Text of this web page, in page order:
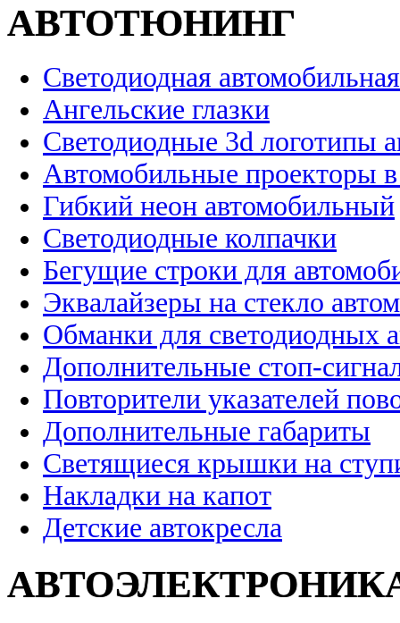
АВТОТЮНИНГ
Светодиодная
Ангельские глазки
Светодиодные 3d логотипы
Автомобильные проекторы
Гибкий неон автомобильный
Светодиодные колпачки
Бегущие строки для
Эквалайзеры на стекло
Обманки для светодиодных
Дополнительные стоп-
Повторители указателей
Дополнительные габариты
Светящиеся крышки на
Накладки на капот
Детские автокресла